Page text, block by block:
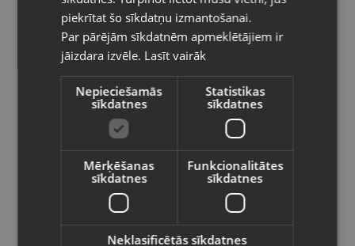
297.00€
€ /mēn.
Zelta gredzens
Pasūtījumi tiks piegādāti uz
izvēlēto valsti
Vietnes saturs būs attēlots izvēlētajā
valodā
Valsts
Latviešu / Latvian
piekrītat šo sīkdatņu izmantošanai.
Par pārējām sīkdatnēm apmeklētājiem ir
jāizdara izvēle. Lasīt vairāk
Nepieciešamās
sīkdatnes
Statistikas
sīkdatnes
Mērķēšanas
sīkdatnes
Funkcionalitātes
sīkdatnes
Neklasificētās sīkdatnes